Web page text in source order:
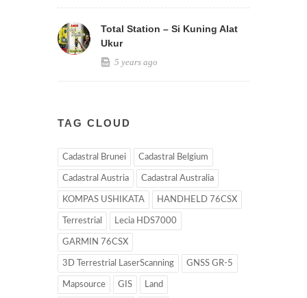
Total Station – Si Kuning Alat
Ukur
5 years ago
TAG CLOUD
Cadastral Brunei Cadastral Belgium
Cadastral Austria Cadastral Australia
KOMPAS USHIKATA HANDHELD 76CSX
Terrestrial Lecia HDS7000
GARMIN 76CSX
3D Terrestrial LaserScanning GNSS GR-5
Mapsource GIS Land